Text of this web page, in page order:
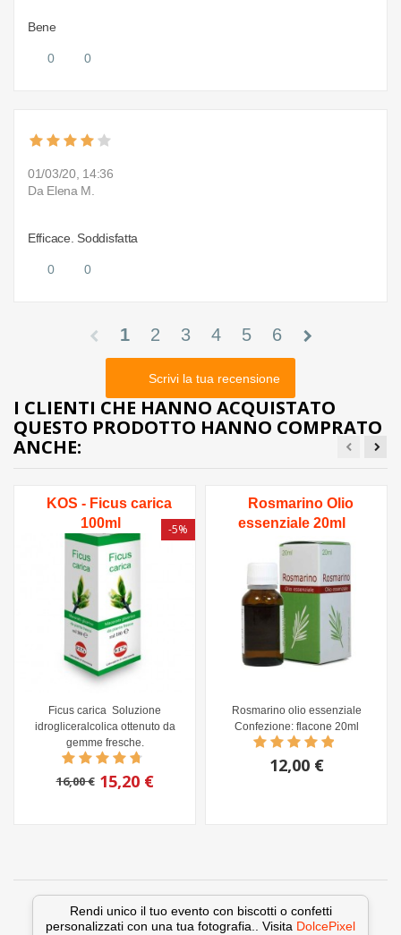
Bene
0 0
01/03/20, 14:36
Da Elena M.
Efficace. Soddisfatta
0 0
chevron_left 1 2 3 4 5 6 chevron_right
Scrivi la tua recensione
I CLIENTI CHE HANNO ACQUISTATO
QUESTO PRODOTTO HANNO COMPRATO
ANCHE:
KOS - Ficus carica
100ml
Ficus carica Soluzione
idrogliceralcolica ottenuto da
gemme fresche.
16,00 €
-5%
15,20 €
Rosmarino Olio
essenziale 20ml
Rosmarino olio essenziale
Confezione: flacone 20ml
12,00 €
Rendi unico il tuo evento con biscotti o confetti
personalizzati con una tua fotografia.. Visita DolcePixel